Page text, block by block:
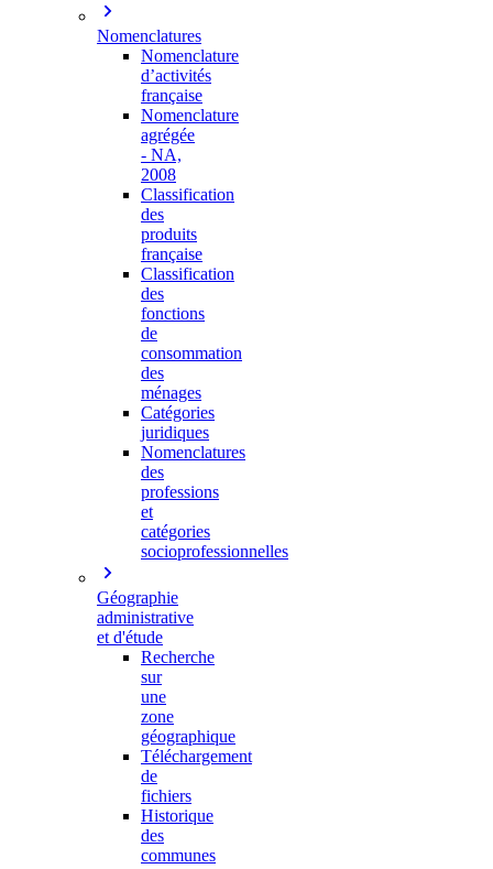
Nomenclatures
Nomenclature
d’activités
française
Nomenclature
agrégée
- NA,
2008
Classification
des
produits
française
Classification
des
fonctions
de
consommation
des
ménages
Catégories
juridiques
Nomenclatures
des
professions
et
catégories
socioprofessionnelles
Géographie
administrative
et d'étude
Recherche
sur
une
zone
géographique
Téléchargement
de
fichiers
Historique
des
communes